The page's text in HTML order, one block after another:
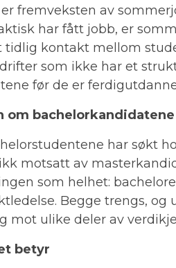
fremveksten av
har fått jobb, er
kontakt mellom
som ikke har et
før de er
om bachelorkandidatene
har søkt
motsatt av
som helhet:
Begge trengs, og
mot ulike deler av
betyr